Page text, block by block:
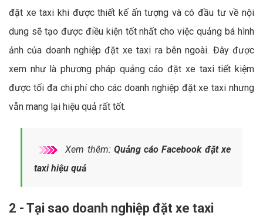
đặt xe taxi khi được thiết kế ấn tượng và có đầu tư về nội
dung sẽ tạo được điều kiện tốt nhất cho việc quảng bá hình
ảnh của doanh nghiệp đặt xe taxi ra bên ngoài. Đây được
xem như là phương pháp quảng cáo đặt xe taxi tiết kiệm
được tối đa chi phí cho các doanh nghiệp đặt xe taxi nhưng
vẫn mang lại hiệu quả rất tốt.
Xem thêm: Quảng cáo Facebook đặt xe
taxi hiệu quả
2 - Tại sao doanh nghiệp đặt xe taxi